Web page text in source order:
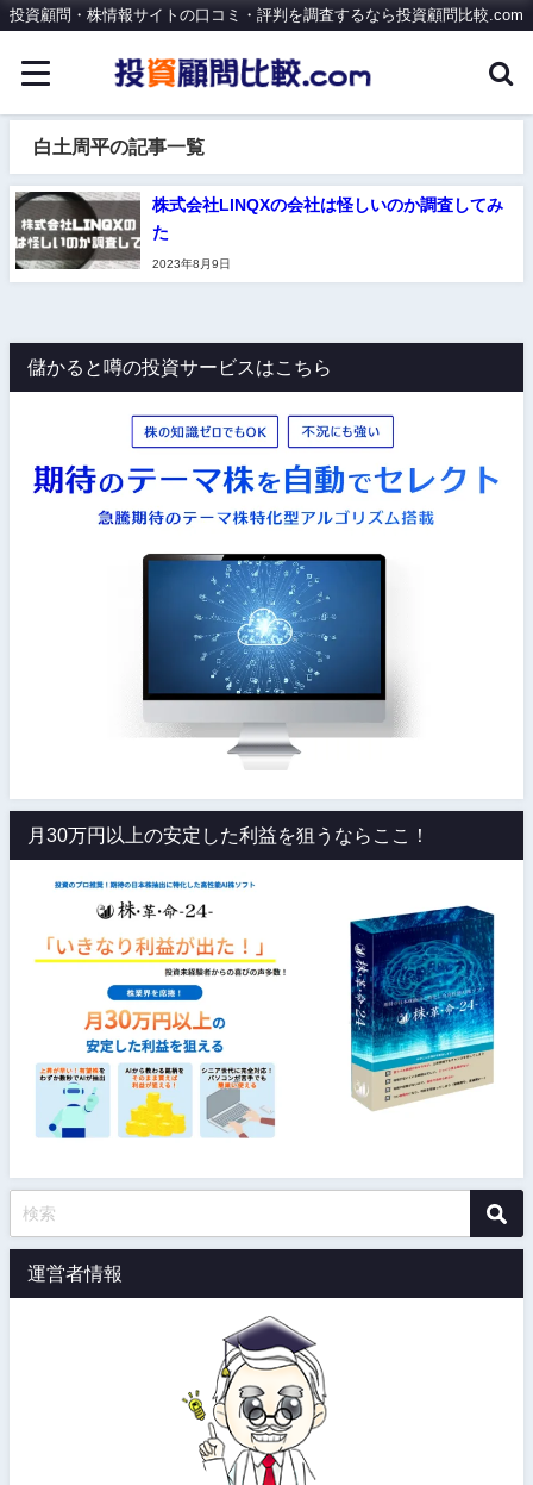
投資顧問・株情報サイトの口コミ・評判を調査するなら投資顧問比較.com
白土周平の記事一覧
株式会社LINQXの会社は怪しいのか調査してみ
た
2023年8月9日
儲かると噂の投資サービスはこちら
月30万円以上の安定した利益を狙うならここ！
運営者情報